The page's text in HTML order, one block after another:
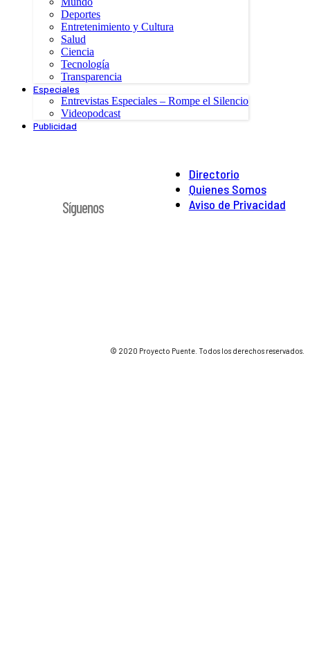
Deportes
Entretenimiento y Cultura
Salud
Ciencia
Tecnología
Transparencia
Especiales
Entrevistas Especiales – Rompe el Silencio
Videopodcast
Publicidad
Directorio
Quienes Somos
Aviso de Privacidad
Síguenos
© 2020 Proyecto Puente. Todos los derechos reservados.